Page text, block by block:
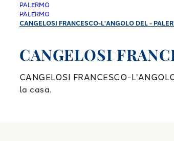
PALERMO
PALERMO
CANGELOSI FRANCESCO-L'ANGOLO DEL -
CANGELOSI
CANGELOSI FRANCESCO-
la casa.